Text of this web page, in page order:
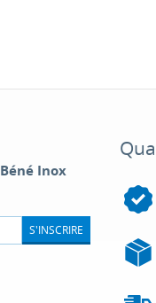
Béné Inox
S'INSCRIRE